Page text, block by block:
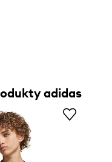
adidas